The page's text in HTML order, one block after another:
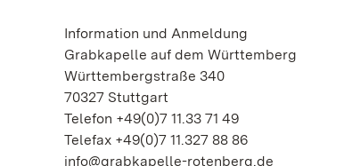
Information und Anmeldung
Grabkapelle auf dem Württemberg
Württembergstraße 340
70327 Stuttgart
Telefon +49(0)7 11.33 71 49
Telefax +49(0)7 11.327 88 86
info@grabkapelle-rotenberg.de